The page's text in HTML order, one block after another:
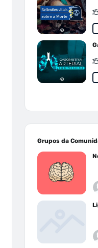
Grupos da